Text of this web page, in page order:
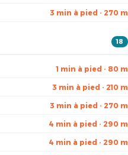
3 min à pied · 270 m
18
1 min à pied · 80 m
3 min à pied · 210 m
3 min à pied · 270 m
4 min à pied · 290 m
4 min à pied · 290 m